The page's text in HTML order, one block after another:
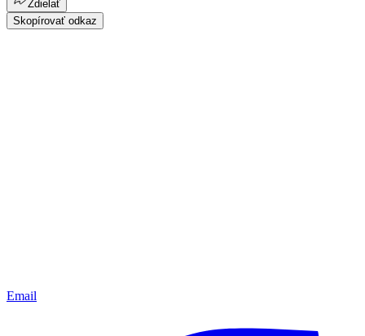
Zdielať
Skopírovať odkaz
Email